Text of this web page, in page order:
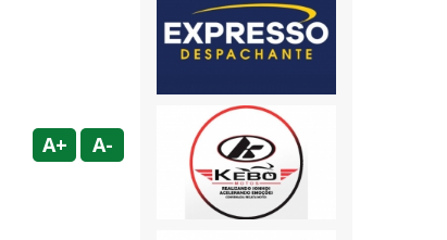
A+ A-